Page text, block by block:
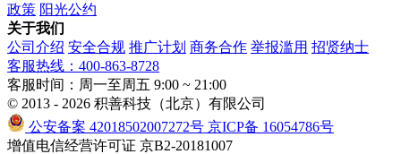
政策 阳光公约
关于我们
公司介绍 安全合规 推广计划 商务合作 举报滥用 招贤纳士
客服热线：400-863-8728
客服时间：周一至周五 9:00 ~ 21:00
© 2013 - 2026 积善科技（北京）有限公司
公安备案 42018502007272号 京ICP备 16054786号
增值电信经营许可证 京B2-20181007